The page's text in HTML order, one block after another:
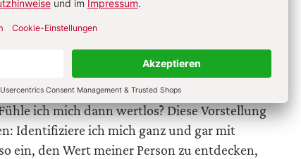
darf mich freuen, wenn ich noch genug Kraft
und mich noch für andere einzusetzen oder
geprägt hat. Eine Hilfe, sich der Angst zu
wovor ich Angst habe. Ich stelle mir also vor,
dass ich krank werde und auf Hilfe
ich mich dann wertlos? Diese Vorstellung
Identifiziere ich mich ganz und gar mit
ein, den Wert meiner Person zu entdecken,